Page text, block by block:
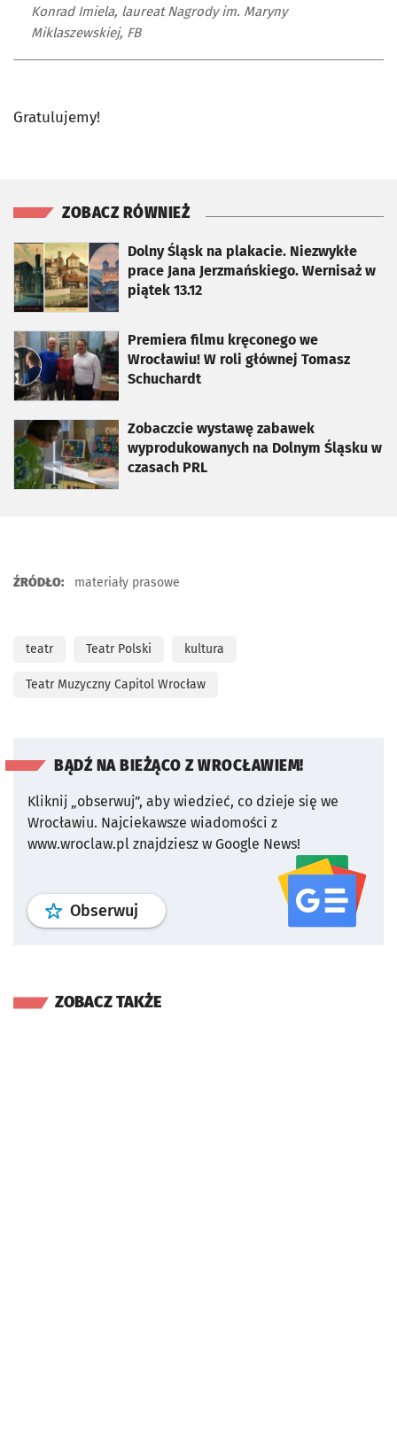
Konrad Imiela, laureat Nagrody im. Maryny
Miklaszewskiej, FB
Gratulujemy!
ZOBACZ RÓWNIEŻ
Dolny Śląsk na plakacie. Niezwykłe
prace Jana Jerzmańskiego. Wernisaż w
piątek 13.12
otworzy się w nowej karcie
Premiera filmu kręconego we
Wrocławiu! W roli głównej Tomasz
Schuchardt
otworzy się w nowej karcie
Zobaczcie wystawę zabawek
wyprodukowanych na Dolnym Śląsku w
czasach PRL
otworzy się w nowej karcie
ŹRÓDŁO: materiały prasowe
teatr Teatr Polski kultura
Teatr Muzyczny Capitol Wrocław
BĄDŹ NA BIEŻĄCO Z WROCŁAWIEM!
Kliknij „obserwuj”, aby wiedzieć, co dzieje się we
Wrocławiu. Najciekawsze wiadomości z
www.wroclaw.pl znajdziesz w Google News!
Obserwuj profil serwisu
ZOBACZ TAKŻE